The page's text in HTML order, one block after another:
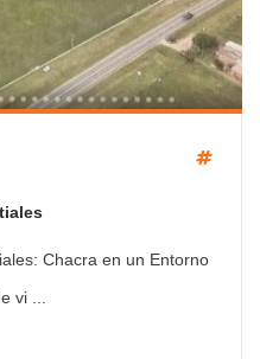
Chacra en un Entorno
vi ...